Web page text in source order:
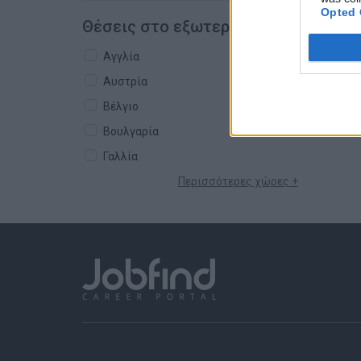
Opted
Θέσεις στο εξωτερικό
Αγγλία
Αυστρία
Βέλγιο
Βουλγαρία
Γαλλία
Περισσότερες χώρες +